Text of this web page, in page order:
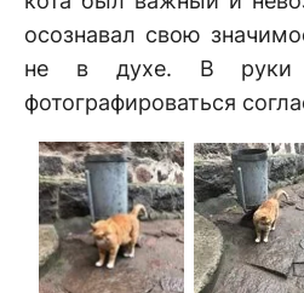
осознавал свою
не в духе. В руки
фотографироваться